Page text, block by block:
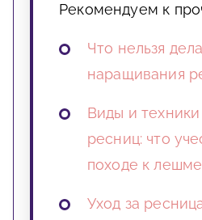
Рекомендуем к
Что нельзя
наращивания
Виды и
ресниц: что
походе к
Уход за